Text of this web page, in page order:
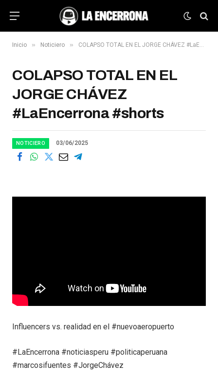
Inicio » Noticiero » COLAPSO TOTAL EN EL JORGE CHÁVEZ #LaEncerrona #shorts
COLAPSO TOTAL EN EL
JORGE CHÁVEZ
#LaEncerrona #shorts
NOTICIERO 03/06/2025
Influencers vs. realidad en el #nuevoaeropuerto
#LaEncerrona #noticiasperu #politicaperuana
#marcosifuentes #JorgeChávez